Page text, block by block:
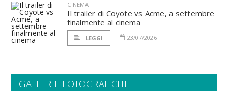
CINEMA
Il trailer di Coyote vs Acme, a settembre
finalmente al cinema
LEGGI 23/07/2026
GALLERIE FOTOGRAFICHE